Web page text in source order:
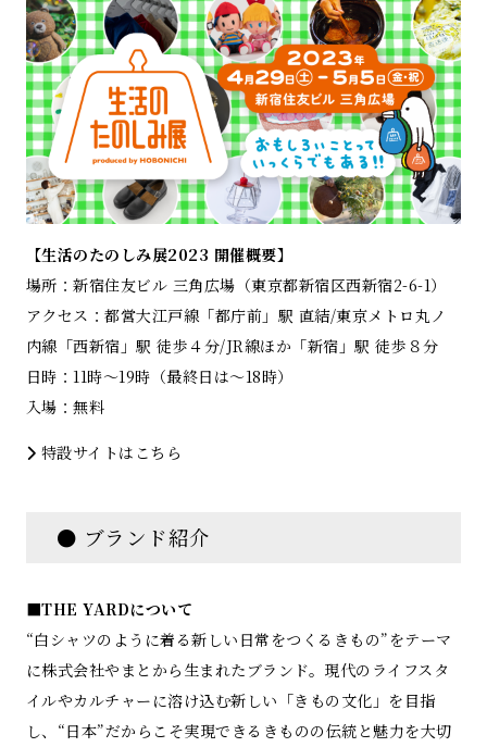
【生活のたのしみ展2023 開催概要】
場所：新宿住友ビル 三角広場（東京都新宿区西新宿2-6-1）
アクセス：都営大江戸線「都庁前」駅 直結/東京メトロ丸ノ
内線「西新宿」駅 徒歩４分/JR線ほか「新宿」駅 徒歩８分
日時：11時～19時（最終日は～18時）
入場：無料
特設サイトはこちら
● ブランド紹介
■THE YARDについて
“白シャツのように着る新しい日常をつくるきもの”をテーマ
に株式会社やまとから生まれたブランド。現代のライフスタ
イルやカルチャーに溶け込む新しい「きもの文化」を目指
し、“日本”だからこそ実現できるきものの伝統と魅力を大切